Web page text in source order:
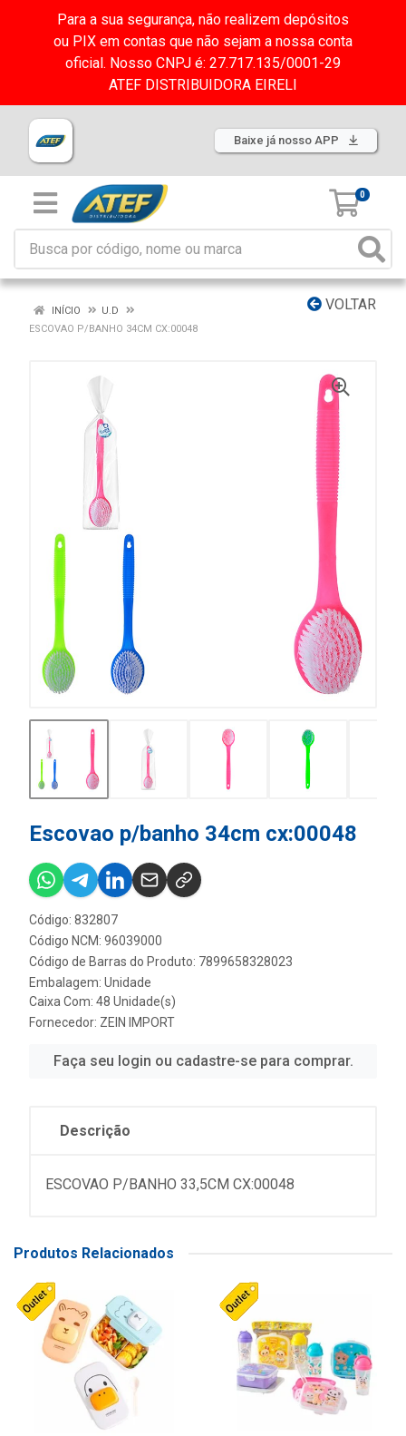
Para a sua segurança, não realizem depósitos
ou PIX em contas que não sejam a nossa conta
oficial. Nosso CNPJ é: 27.717.135/0001-29
ATEF DISTRIBUIDORA EIRELI
Baixe já nosso APP
0
VOLTAR
INÍCIO
U.D
ESCOVAO P/BANHO 34CM CX:00048
Escovao p/banho 34cm cx:00048
Código: 832807
Código NCM: 96039000
Código de Barras do Produto: 7899658328023
Embalagem: Unidade
Caixa Com: 48 Unidade(s)
Fornecedor: ZEIN IMPORT
Faça seu login ou cadastre-se para comprar.
Descrição
ESCOVAO P/BANHO 33,5CM CX:00048
Produtos Relacionados